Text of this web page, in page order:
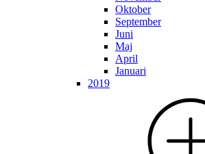
Oktober
September
Juni
Maj
April
Januari
2019